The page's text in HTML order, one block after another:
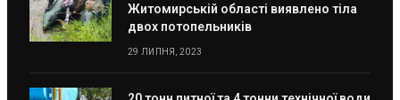
Житомирській області виявлено тіла
двох потопельників
29 ЛИПНЯ, 2023